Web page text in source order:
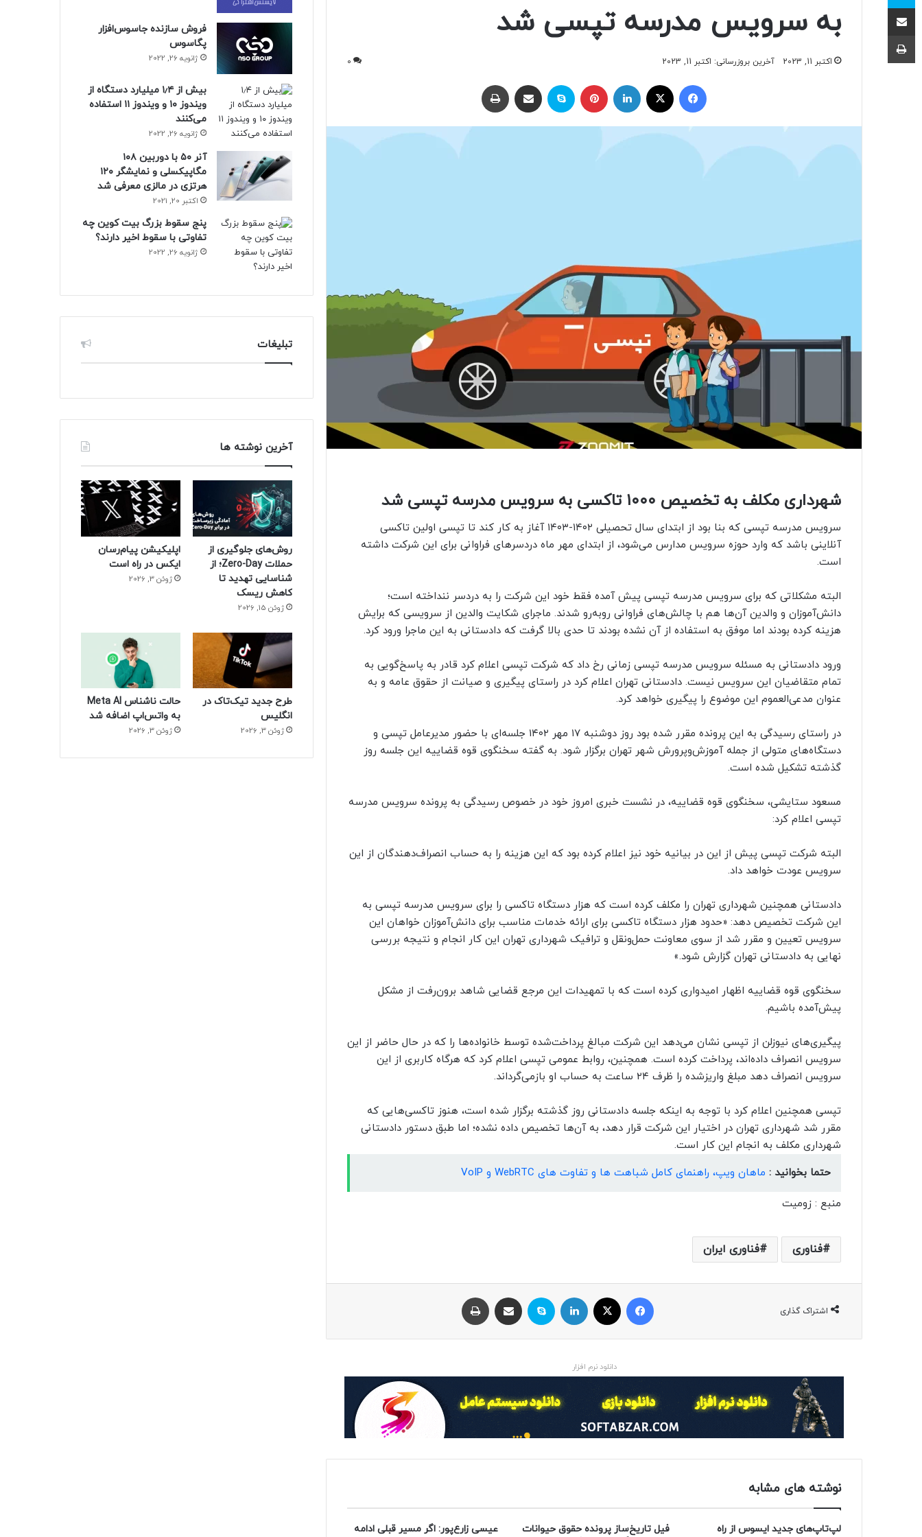
به سرویس مدرسه تپسی شد
اکتبر 11, 2023 آخرین بروزرسانی: اکتبر 11, 2023 0
ایکس
شهرداری مکلف به تخصیص ۱۰۰۰ تاکسی به سرویس مدرسه تپسی شد
سرویس مدرسه تپسی که بنا بود از ابتدای سال تحصیلی ۱۴۰۲-۱۴۰۳ آغاز به کار کند تا تپسی اولین تاکسی
آنلاینی باشد که وارد حوزه سرویس مدارس می‌شود، از ابتدای مهر ماه دردسرهای فراوانی برای این شرکت داشته
است.
البته مشکلاتی که برای سرویس مدرسه تپسی پیش آمده فقط خود این شرکت را به دردسر ننداخته است؛
دانش‌آموزان و والدین آن‌ها هم با چالش‌های فراوانی روبه‌رو شدند. ماجرای شکایت والدین از سرویسی که برایش
هزینه کرده بودند اما موفق به استفاده از آن نشده بودند تا حدی بالا گرفت که دادستانی به این ماجرا ورود کرد.
ورود دادستانی به مسئله سرویس مدرسه تپسی زمانی رخ داد که شرکت تپسی اعلام کرد قادر به پاسخ‌گویی به
تمام متقاضیان این سرویس نیست. دادستانی تهران اعلام کرد در راستای پیگیری و صیانت از حقوق عامه و به
عنوان مدعی‌العموم این موضوع را پیگیری خواهد کرد.
در راستای رسیدگی به این پرونده مقرر شده بود روز دوشنبه ۱۷ مهر ۱۴۰۲ جلسه‌ای با حضور مدیرعامل تپسی و
دستگاه‌های متولی از جمله آموزش‌وپرورش شهر تهران برگزار شود. به گفته سخنگوی قوه قضاییه این جلسه روز
گذشته تشکیل شده است.
مسعود ستایشی، سخنگوی قوه قضاییه، در نشست خبری امروز خود در خصوص رسیدگی به پرونده سرویس مدرسه
تپسی اعلام کرد:
البته شرکت تپسی پیش از این در بیانیه خود نیز اعلام کرده بود که این هزینه را به حساب انصراف‌دهندگان از این
سرویس عودت خواهد داد.
دادستانی همچنین شهرداری تهران را مکلف کرده است که هزار دستگاه تاکسی را برای سرویس مدرسه تپسی به
این شرکت تخصیص دهد: «حدود هزار دستگاه تاکسی برای ارائه خدمات مناسب برای دانش‌آموزان خواهان این
سرویس تعیین و مقرر شد از سوی معاونت حمل‌ونقل و ترافیک شهرداری تهران این کار انجام و نتیجه بررسی
نهایی به دادستانی تهران گزارش شود.»
سخنگوی قوه قضاییه اظهار امیدواری کرده است که با تمهیدات این مرجع قضایی شاهد برون‌رفت از مشکل
پیش‌آمده باشیم.
پیگیری‌های نیوزلن از تپسی نشان می‌دهد این شرکت مبالغ پرداخت‌شده توسط خانواده‌ها را که در حال حاضر از این
سرویس انصراف داده‌اند، پرداخت کرده است. همچنین، روابط عمومی تپسی اعلام کرد که هرگاه کاربری از این
سرویس انصراف دهد مبلغ واریزشده را ظرف ۲۴ ساعت به حساب او بازمی‌گرداند.
تپسی همچنین اعلام کرد با توجه به اینکه جلسه دادستانی روز گذشته برگزار شده است، هنوز تاکسی‌هایی که
مقرر شد شهرداری تهران در اختیار این شرکت قرار دهد، به آن‌ها تخصیص داده نشده؛ اما طبق دستور دادستانی
شهرداری مکلف به انجام این کار است.
حتما بخوانید : ماهان ویپ، راهنمای کامل شباهت ها و تفاوت های WebRTC و VoIP
منبع : زومیت
فناوری فناوری ایران
اشتراک گذاری
ایکس
دانلود نرم افزار
نوشته های مشابه
لپ‌تاپ‌های جدید ایسوس از راه
فیل تاریخ‌ساز پرونده حقوق حیوانات
عیسی زارع‌پور: اگر مسیر قبلی ادامه
فروش سازنده جاسوس‌افزار
پگاسوس
ژانویه 26, 2022
بیش از ۱٫۴ میلیارد دستگاه از
ویندوز ۱۰ و ویندوز ۱۱ استفاده
می‌کنند
ژانویه 26, 2022
آنر ۵۰ با دوربین ۱۰۸
مگاپیکسلی و نمایشگر ۱۲۰
هرتزی در مالزی معرفی شد
اکتبر 20, 2021
پنج سقوط بزرگ بیت کوین چه
تفاوتی با سقوط اخیر دارند؟
ژانویه 26, 2022
تبلیغات
آخرین نوشته ها
روش‌های جلوگیری از
حملات Zero-Day؛ از
شناسایی تهدید تا
کاهش ریسک
ژوئن 15, 2026
اپلیکیشن پیام‌رسان
ایکس در راه است
ژوئن 3, 2026
طرح جدید تیک‌تاک در
انگلیس
ژوئن 3, 2026
حالت ناشناس Meta AI
به واتس‌اپ اضافه شد
ژوئن 3, 2026